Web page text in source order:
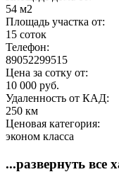
54 м2
Площадь участка от:
15 соток
Телефон:
89052299515
Цена за сотку от:
10 000 руб.
Удаленность от КАД:
250 км
Ценовая категория:
эконом класса
...развернуть все